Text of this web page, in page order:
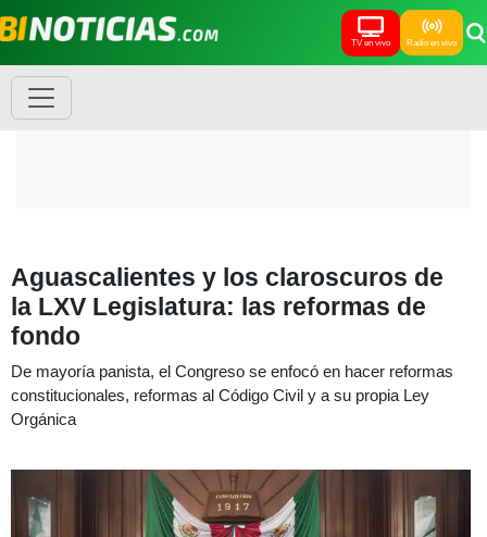
TV en vivo Radio en vivo
Aguascalientes y los claroscuros de
la LXV Legislatura: las reformas de
fondo
De mayoría panista, el Congreso se enfocó en hacer reformas
constitucionales, reformas al Código Civil y a su propia Ley
Orgánica